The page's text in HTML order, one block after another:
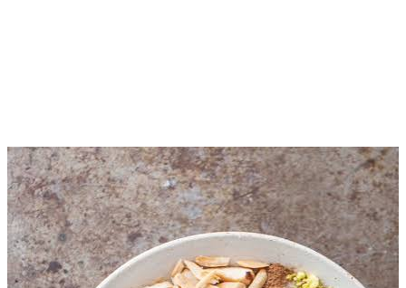
Risale Online — Kur'ân-ı